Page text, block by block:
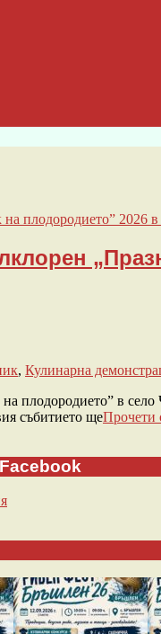
, Кулинарна
плодородието” в
събитието щеПрочети